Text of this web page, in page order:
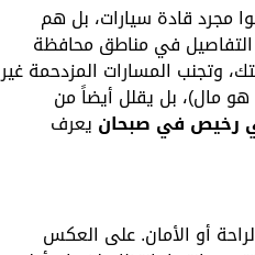
مجرد قادة سيارات، بل هم
التفاصيل في مناطق محافظة
وتجنب المسارات المزدحمة غير
مال)، بل يقلل أيضاً من
رخيص في صبحان يعرف
أو الأمان. على العكس